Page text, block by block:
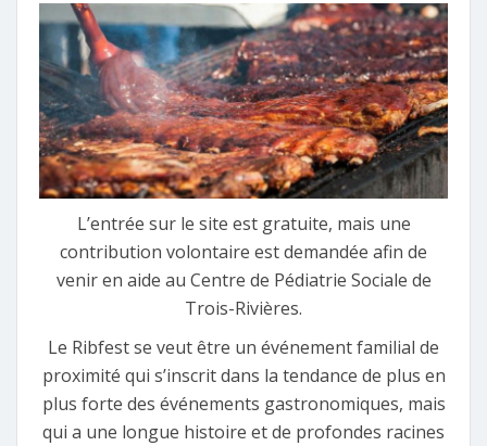
L’entrée sur le site est gratuite, mais une
contribution volontaire est demandée afin de
venir en aide au Centre de Pédiatrie Sociale de
Trois-Rivières.
Le Ribfest se veut être un événement familial de
proximité qui s’inscrit dans la tendance de plus en
plus forte des événements gastronomiques, mais
qui a une longue histoire et de profondes racines